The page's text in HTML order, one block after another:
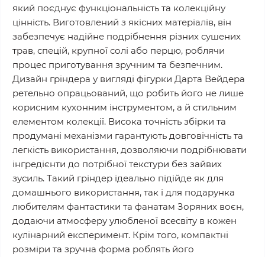
який поєднує функціональність та колекційну
цінність. Виготовлений з якісних матеріалів, він
забезпечує надійне подрібнення різних сушених
трав, спецій, крупної солі або перцю, роблячи
процес приготування зручним та безпечним.
Дизайн гріндера у вигляді фігурки Дарта Вейдера
ретельно опрацьований, що робить його не лише
корисним кухонним інструментом, а й стильним
елементом колекції. Висока точність збірки та
продумані механізми гарантують довговічність та
легкість використання, дозволяючи подрібнювати
інгредієнти до потрібної текстури без зайвих
зусиль. Такий гріндер ідеально підійде як для
домашнього використання, так і для подарунка
любителям фантастики та фанатам Зоряних воєн,
додаючи атмосферу улюбленої всесвіту в кожен
кулінарний експеримент. Крім того, компактні
розміри та зручна форма роблять його